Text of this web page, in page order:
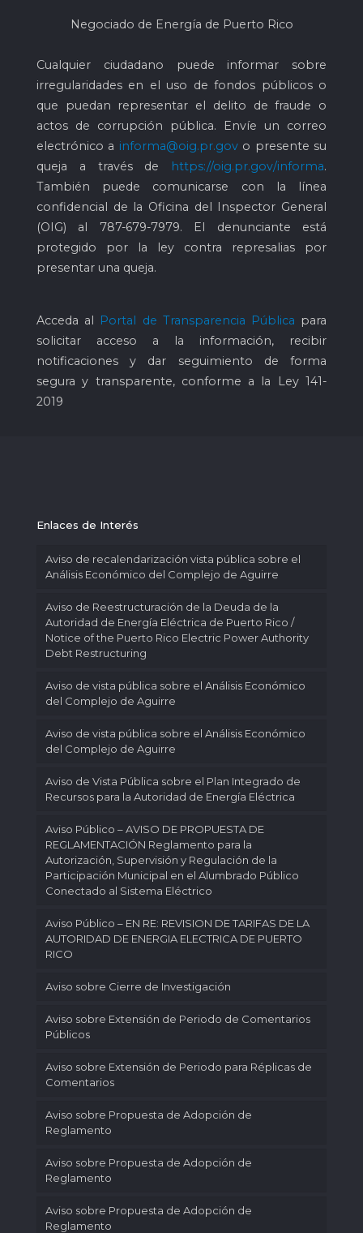
Negociado de Energía de Puerto Rico
Cualquier ciudadano puede informar sobre
irregularidades en el uso de fondos públicos o
que puedan representar el delito de fraude o
actos de corrupción pública. Envíe un correo
electrónico a informa@oig.pr.govo presente su
queja a través de
https://oig.pr.gov/informa.
También puede comunicarse con la línea
confidencial de la Oficina del Inspector General
(OIG) al 787-679-7979. El denunciante está
protegido por la ley contra represalias por
presentar una queja.
Acceda al Portal de Transparencia Pública para
solicitar acceso a la información, recibir
notificaciones y dar seguimiento de forma
segura y transparente, conforme a la Ley 141-
2019
Enlaces de Interés
Aviso de recalendarización vista pública sobre el
Análisis Económico del Complejo de Aguirre
Aviso de Reestructuración de la Deuda de la
Autoridad de Energía Eléctrica de Puerto Rico /
Notice of the Puerto Rico Electric Power Authority
Debt Restructuring
Aviso de vista pública sobre el Análisis Económico
del Complejo de Aguirre
Aviso de vista pública sobre el Análisis Económico
del Complejo de Aguirre
Aviso de Vista Pública sobre el Plan Integrado de
Recursos para la Autoridad de Energía Eléctrica
Aviso Público – AVISO DE PROPUESTA DE
REGLAMENTACIÓN Reglamento para la
Autorización, Supervisión y Regulación de la
Participación Municipal en el Alumbrado Público
Conectado al Sistema Eléctrico
Aviso Público – EN RE: REVISION DE TARIFAS DE LA
AUTORIDAD DE ENERGIA ELECTRICA DE PUERTO
RICO
Aviso sobre Cierre de Investigación
Aviso sobre Extensión de Periodo de Comentarios
Públicos
Aviso sobre Extensión de Periodo para Réplicas de
Comentarios
Aviso sobre Propuesta de Adopción de
Reglamento
Aviso sobre Propuesta de Adopción de
Reglamento
Aviso sobre Propuesta de Adopción de
Reglamento